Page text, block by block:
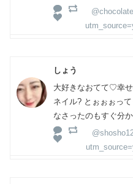
しょう
大好きなおてて♡幸
ネイル? とぉぉぉっ
なさったのもすぐ分か